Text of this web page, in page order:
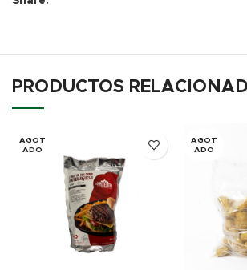
PRODUCTOS
AGOT
ADO
AGOT
ADO